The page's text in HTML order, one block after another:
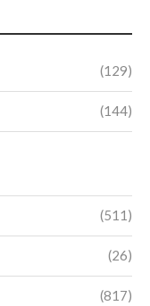
(129)
(144)
(511)
(26)
(817)